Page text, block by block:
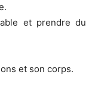
et prendre du
et son corps.